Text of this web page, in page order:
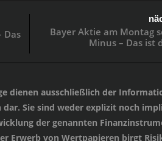
Das
Bayer Aktie am Montag
Minus – Das ist
dienen ausschließlich der
Sie sind weder explizit noch
der genannten
Erwerb von Wertpapieren birgt